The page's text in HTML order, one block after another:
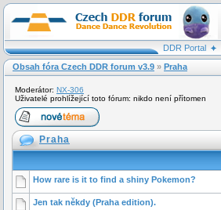
DDR Portal
Obsah fóra Czech DDR forum v3.9 » Praha
Moderátor: NX-306
Uživatelé prohlížející toto fórum: nikdo není přítomen
Praha
How rare is it to find a shiny Pokemon?
Jen tak někdy (Praha edition).